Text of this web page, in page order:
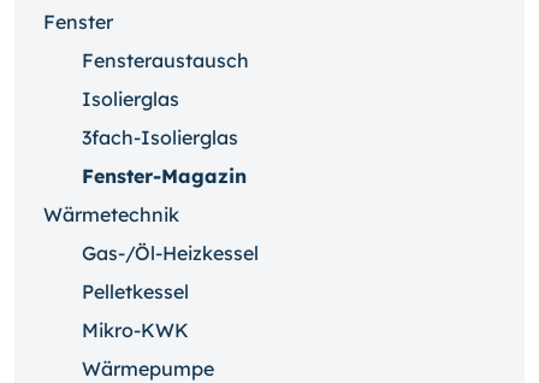
Fenster
Fensteraustausch
Isolierglas
3fach-Isolierglas
Fenster-Magazin
Wärmetechnik
Gas-/Öl-Heizkessel
Pelletkessel
Mikro-KWK
Wärmepumpe